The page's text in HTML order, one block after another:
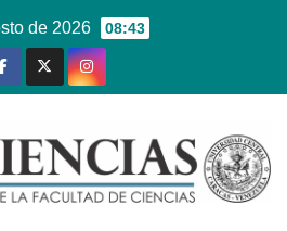
de 2026 08:43